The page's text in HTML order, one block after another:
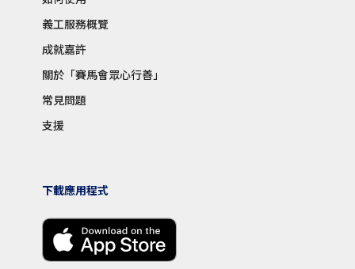
義工服務概覽
成就嘉許
關於「賽馬會眾心行善」
常見問題
支援
下載應用程式